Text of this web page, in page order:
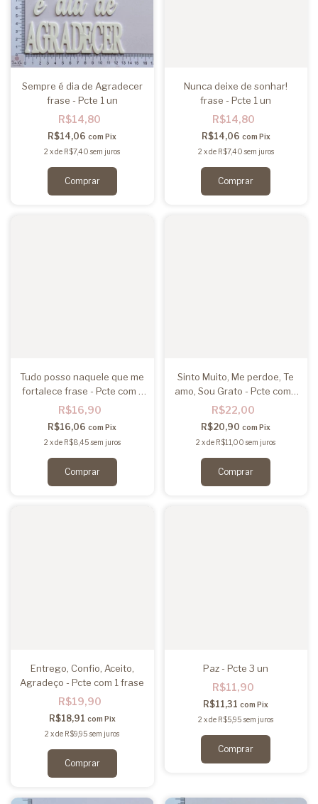
Sempre é dia de Agradecer
frase - Pcte 1 un
R$14,80
R$14,06com Pix
2 xde R$7,40 sem juros
Nunca deixe de sonhar!
frase - Pcte 1 un
R$14,80
R$14,06 com Pix
2 xde R$7,40 sem juros
Tudo posso naquele que me
fortalece frase - Pcte com 1
frase
R$16,90
R$16,06com Pix
2 xde R$8,45 sem juros
Sinto Muito, Me perdoe, Te
amo, Sou Grato - Pcte com 1
frase
R$22,00
R$20,90com Pix
2 xde R$11,00 sem juros
Entrego, Confio, Aceito,
Agradeço - Pcte com 1 frase
R$19,90
R$18,91 com Pix
2 xde R$9,95 sem juros
Paz - Pcte 3 un
R$11,90
R$11,31com Pix
2 xde R$5,95 sem juros